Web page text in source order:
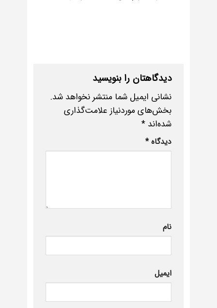
دیدگاهتان را بنویسید
نشانی ایمیل شما منتشر نخواهد شد.
بخش‌های موردنیاز علامت‌گذاری
شده‌اند*
دیدگاه*
نام
ایمیل